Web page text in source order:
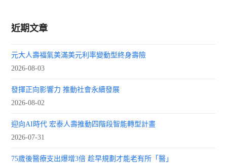
近期文章
元大人壽福氣美滿美元利率變動型終身壽險
2026-08-03
發揮正向影響力 推動社會永續發展
2026-08-02
迎向AI時代 宏泰人壽推動四階段智能轉型計畫
2026-07-31
75歲後醫療支出爆增3倍 趁早規劃才能老有所「醫」